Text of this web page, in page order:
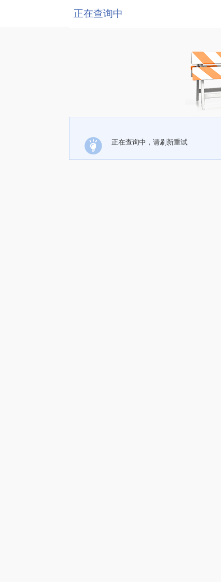
正在查询中
正在查询中，请刷新重试